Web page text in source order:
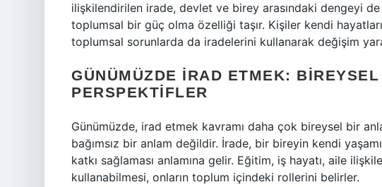
ilişkilendirilen irade, devlet ve birey arasındaki dengeyi
toplumsal bir güç olma özelliği taşır. Kişiler kendi
toplumsal sorunlarda da iradelerini kullanarak değişim
GÜNÜMÜZDE İRAD ETMEK:
PERSPEKTIFLER
Günümüzde, irad etmek kavramı daha çok bireysel bir
bağımsız bir anlam değildir. İrade, bir bireyin kendi
katkı sağlaması anlamına gelir. Eğitim, iş hayatı, aile
kullanabilmesi, onların toplum içindeki rollerini belirler.